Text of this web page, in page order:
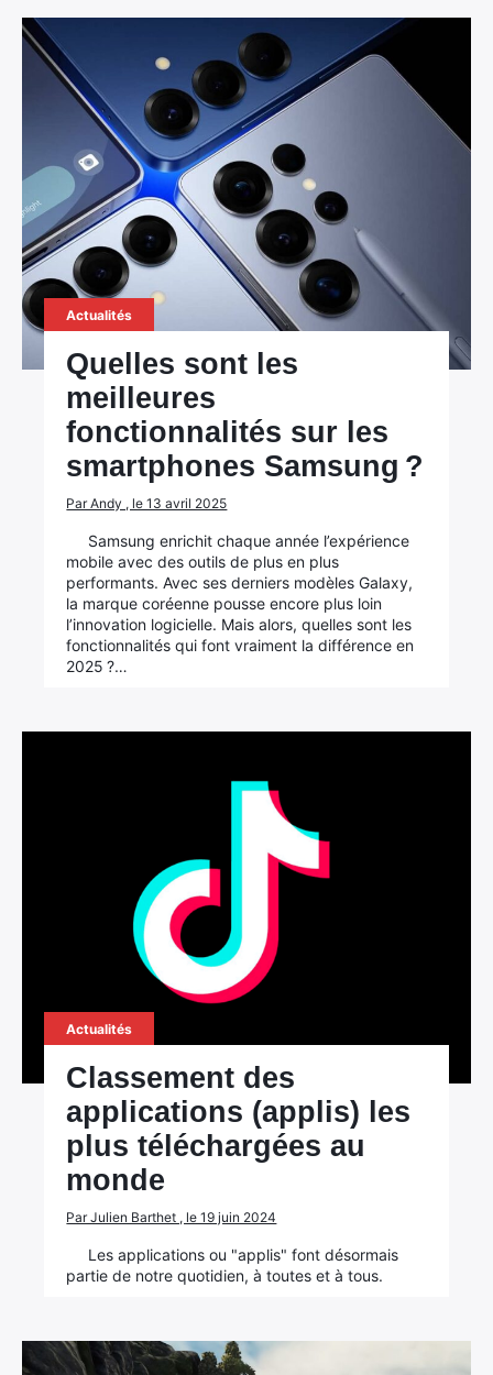
Actualités
Quelles sont les
meilleures
fonctionnalités sur les
smartphones Samsung ?
Par Andy , le 13 avril 2025
Samsung enrichit chaque année l’expérience
mobile avec des outils de plus en plus
performants. Avec ses derniers modèles Galaxy,
la marque coréenne pousse encore plus loin
l’innovation logicielle. Mais alors, quelles sont les
fonctionnalités qui font vraiment la différence en
2025 ?…
Actualités
Classement des
applications (applis) les
plus téléchargées au
monde
Par Julien Barthet , le 19 juin 2024
Les applications ou "applis" font désormais
partie de notre quotidien, à toutes et à tous.